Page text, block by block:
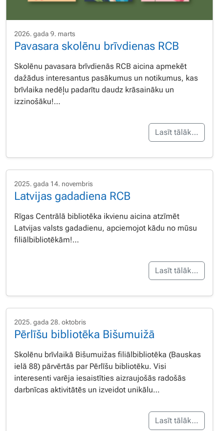
2026. gada 9. marts
Pavasara skolēnu brīvdienas RCB
Skolēnu pavasara brīvdienās RCB aicina apmekēt
dažādus interesantus pasākumus un notikumus, kas
brīvlaika nedēļu padarītu daudz krāsaināku un
izzinošāku!…
Lasīt tālāk…
2025. gada 14. novembris
Latvijas gadadiena RCB
Rīgas Centrālā bibliotēka ikvienu aicina atzīmēt
Latvijas valsts gadadienu, apciemojot kādu no mūsu
filiālbibliotēkām!…
Lasīt tālāk…
2025. gada 28. oktobris
Pērlīšu bibliotēka Bišumuižā
Skolēnu brīvlaikā Bišumuižas filiālbibliotēka (Bauskas
ielā 88) pārvērtās par Pērlīšu bibliotēku. Visi
interesenti varēja iesaistīties aizraujošās radošās
darbnīcas aktivitātēs un izveidot unikālu…
Lasīt tālāk…